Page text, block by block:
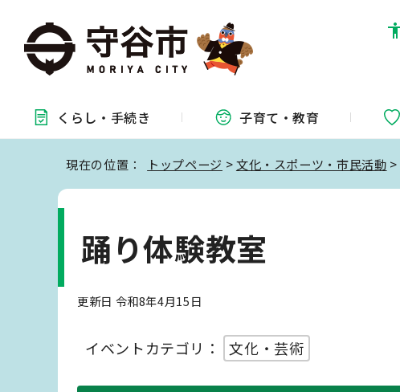
くらし・ 手続き 子育て・教育
現在の位置： トップページ >文化・スポーツ・市民活動 >
踊り体験教室
更新日 令和8年4月15日
イベントカテゴリ： 文化・芸術